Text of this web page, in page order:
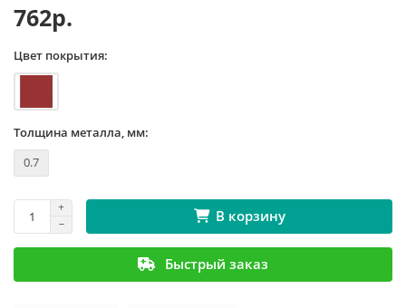
762р.
Цвет покрытия:
Толщина металла, мм:
0.7
В корзину
Быстрый заказ